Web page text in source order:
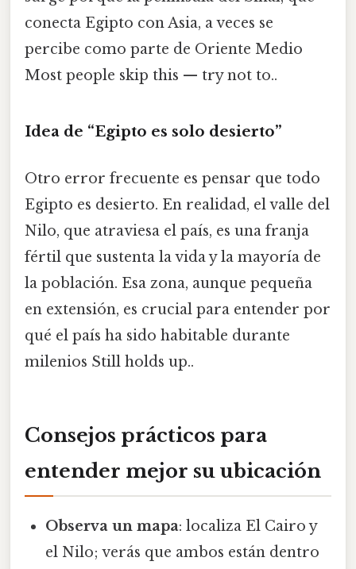
conecta Egipto con Asia, a veces se
percibe como parte de Oriente Medio
Most people skip this — try not to..
Idea de “Egipto es solo desierto”
Otro error frecuente es pensar que todo
Egipto es desierto. En realidad, el valle del
Nilo, que atraviesa el país, es una franja
fértil que sustenta la vida y la mayoría de
la población. Esa zona, aunque pequeña
en extensión, es crucial para entender por
qué el país ha sido habitable durante
milenios Still holds up..
Consejos prácticos para
entender mejor su ubicación
Observa un mapa: localiza El Cairo y
el Nilo; verás que ambos están dentro